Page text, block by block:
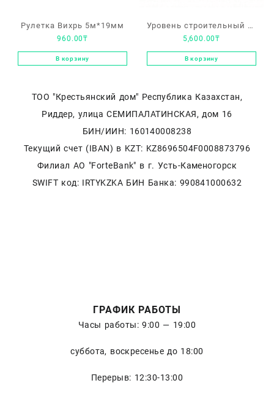
Рулетка Вихрь 5м*19мм
960.00₸
В корзину
Уровень строительный X-
PERT 800мм
5,600.00₸
В корзину
ТОО "Крестьянский дом" Республика Казахстан,
Риддер, улица СЕМИПАЛАТИНСКАЯ, дом 16
БИН/ИИН: 160140008238
Текущий счет (IBAN) в KZT: KZ8696504F0008873796
Филиал АО "ForteBank" в г. Усть-Каменогорск
SWIFT код: IRTYKZKA БИН Банка: 990841000632
ГРАФИК РАБОТЫ
Часы работы: 9:00 — 19:00
суббота, воскресенье до 18:00
Перерыв: 12:30-13:00